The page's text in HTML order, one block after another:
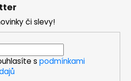
či slevy!
s podmínkami